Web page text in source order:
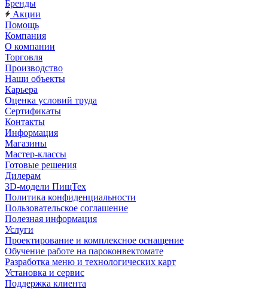
Бренды
Акции
Помощь
Компания
О компании
Торговля
Производство
Наши объекты
Карьера
Оценка условий труда
Сертификаты
Контакты
Информация
Магазины
Мастер-классы
Готовые решения
Дилерам
3D-модели ПищТех
Политика конфиденциальности
Пользовательское соглашение
Полезная информация
Услуги
Проектирование и комплексное оснащение
Обучение работе на пароконвектомате
Разработка меню и технологических карт
Установка и сервис
Поддержка клиента